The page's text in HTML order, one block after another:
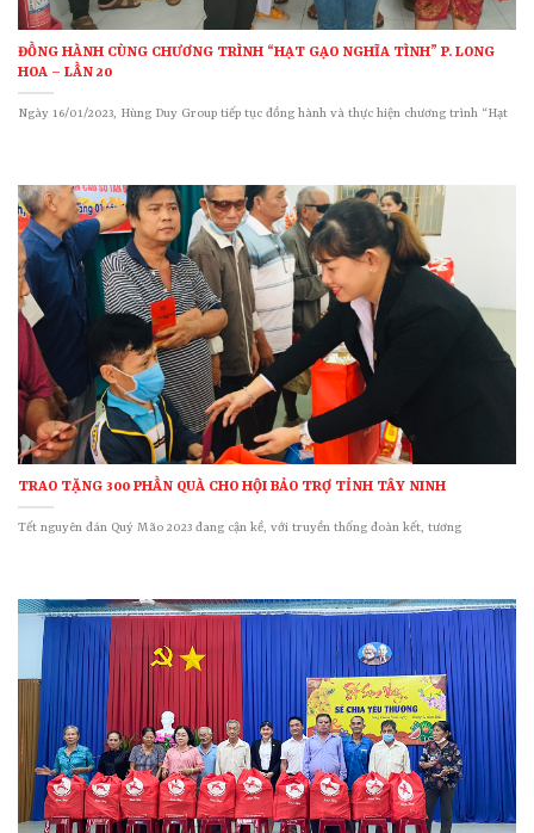
ĐỒNG HÀNH CÙNG CHƯƠNG TRÌNH “HẠT GẠO NGHĨA TÌNH” P. LONG
HOA – LẦN 20
Ngày 16/01/2023, Hùng Duy Group tiếp tục đồng hành và thực hiện chương trình “Hạt
TRAO TẶNG 300 PHẦN QUÀ CHO HỘI BẢO TRỢ TỈNH TÂY NINH
Tết nguyên đán Quý Mão 2023 đang cận kề, với truyền thống đoàn kết, tương